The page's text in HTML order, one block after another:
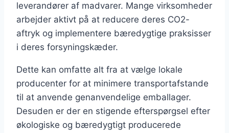
leverandører af madvarer. Mange virksomheder
arbejder aktivt på at reducere deres CO2-
aftryk og implementere bæredygtige praksisser
i deres forsyningskæder.
Dette kan omfatte alt fra at vælge lokale
producenter for at minimere transportafstande
til at anvende genanvendelige emballager.
Desuden er der en stigende efterspørgsel efter
økologiske og bæredygtigt producerede